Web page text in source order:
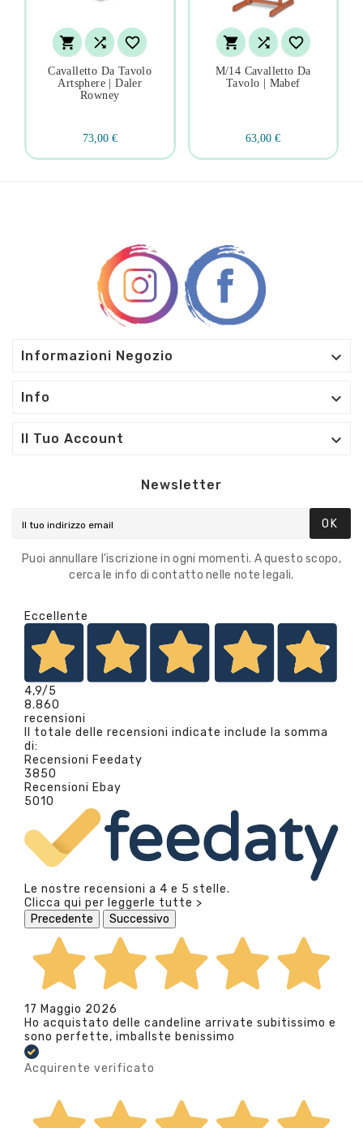
  
Cavalletto Da Tavolo
Artsphere | Daler
Rowney
73,00 €
  
M/14 Cavalletto Da
Tavolo | Mabef
63,00 €
Informazioni Negozio 
Info 
Il Tuo Account 
Newsletter
OK
Puoi annullare l'iscrizione in ogni momenti. A questo scopo,
cerca le info di contatto nelle note legali.
Eccellente
4,9/5
8.860
recensioni
Il totale delle recensioni indicate include la somma
di:
Recensioni Feedaty
3850
Recensioni Ebay
5010
Le nostre recensioni a 4 e 5 stelle.
Clicca qui per leggerle tutte >
Precedente
Successivo
17 Maggio 2026
Ho acquistato delle candeline arrivate subitissimo e
sono perfette, imballste benissimo
Acquirente verificato